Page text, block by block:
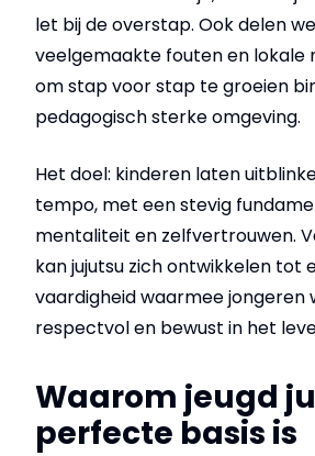
let bij de overstap. Ook delen
veelgemaakte fouten en lokale
om stap voor stap te groeien
pedagogisch sterke omgeving.
Het doel: kinderen laten
tempo, met een stevig
mentaliteit en zelfvertrouwen.
kan jujutsu zich ontwikkelen tot
vaardigheid waarmee jongeren
respectvol en bewust in het
Waarom jeugd
perfecte basis is